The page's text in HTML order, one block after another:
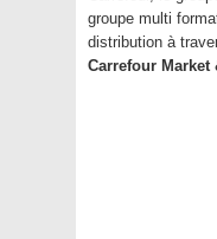
groupe multi
distribution à
Carrefour Market